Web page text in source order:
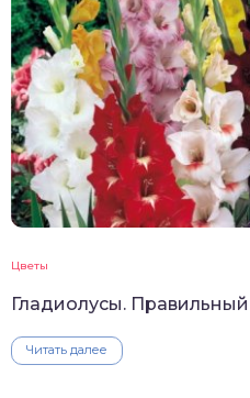
Цветы
Гладиолусы.
Читать далее